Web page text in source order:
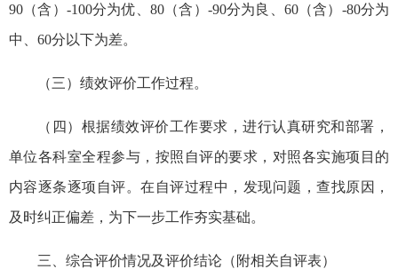
90（含）-100分为优、80（含）-90分为良、60（含）-80分为
中、60分以下为差。
（三）绩效评价工作过程。
（四）根据绩效评价工作要求，进行认真研究和部署，
单位各科室全程参与，按照自评的要求，对照各实施项目的
内容逐条逐项自评。在自评过程中，发现问题，查找原因，
及时纠正偏差，为下一步工作夯实基础。
三、综合评价情况及评价结论（附相关自评表）